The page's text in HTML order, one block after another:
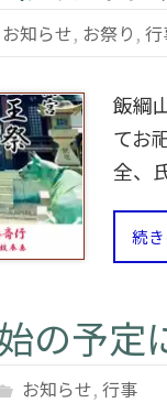
お知らせ, お祭り , 行
飯綱
てお
全、
続
の予定
お知らせ, 行事